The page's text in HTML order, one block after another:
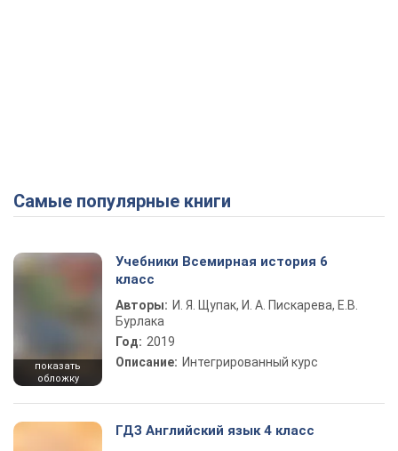
Самые популярные книги
показать
обложку
Учебники Всемирная история 6
класс
Авторы: И. Я. Щупак, И. А. Пискарева, Е.В.
Бурлака
Год: 2019
Описание: Интегрированный курс
ГДЗ Английский язык 4 класс